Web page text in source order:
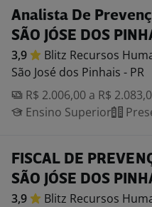
Analista De
SÃO JÓSE DOS
3,9 Blitz Recursos
São José dos Pinhais - PR
R$ 2.006,00 a R$
Ensino Superior
FISCAL DE
SÃO JÓSE DOS
3,9 Blitz Recursos